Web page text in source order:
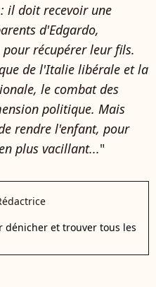
il doit recevoir une
d'Edgardo,
récupérer leur fils.
de l'Italie libérale et la
le combat des
politique. Mais
rendre l'enfant, pour
plus vacillant..."
dénicher et trouver tous les